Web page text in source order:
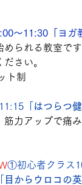
～11:30「ヨガ
められる教室で
さい。
ト制
「
はつらつ
力アップで痛
①初心者クラス
目からウロコの英